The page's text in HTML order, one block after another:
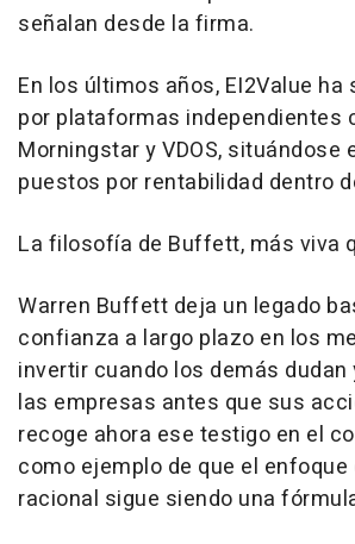
señalan desde la firma.
En los últimos años, EI2Value
por plataformas independientes
Morningstar y VDOS, situándose
puestos por rentabilidad dentro
La filosofía de Buffett, más viva
Warren Buffett deja un legado
confianza a largo plazo en los
invertir cuando los demás dudan
las empresas antes que sus
recoge ahora ese testigo en el
como ejemplo de que el enfoque
racional sigue siendo una